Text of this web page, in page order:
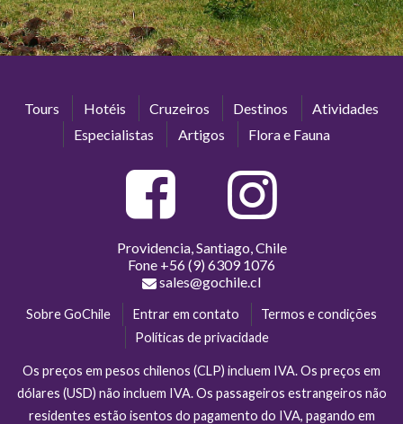
Tours Hotéis Cruzeiros Destinos
Atividades
Especialistas
Artigos Flora e Fauna
Providencia, Santiago, Chile
Fone +56 (9) 6309 1076
sales@gochile.cl
Sobre GoChile Entrar em contato
Termos e condições
Políticas de privacidade
Os preços em pesos chilenos (CLP) incluem IVA. Os preços em
dólares (USD) não incluem IVA. Os passageiros estrangeiros não
residentes estão isentos do pagamento do IVA, pagando em